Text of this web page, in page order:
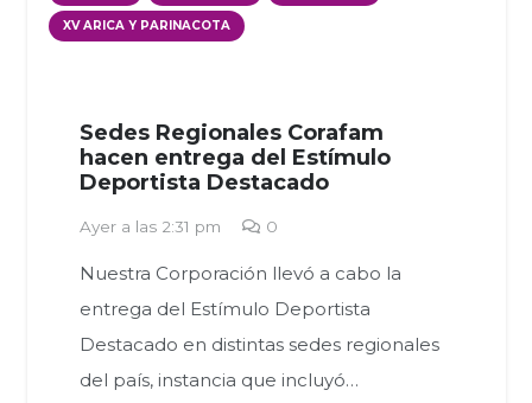
XV ARICA Y PARINACOTA
Sedes Regionales Corafam
hacen entrega del Estímulo
Deportista Destacado
Ayer a las 2:31 pm 0
Nuestra Corporación llevó a cabo la
entrega del Estímulo Deportista
Destacado en distintas sedes regionales
del país, instancia que incluyó…